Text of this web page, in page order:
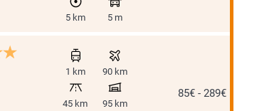
5 km 5 m
1 km 90 km
45 km 95 km
85€ - 289€